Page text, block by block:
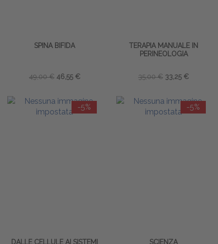
SPINA BIFIDA
49,00 € 46,55 €
TERAPIA MANUALE IN
PERINEOLOGIA
35,00 € 33,25 €
-5%
DALLE CELLULE AI SISTEMI
-5%
SCIENZA